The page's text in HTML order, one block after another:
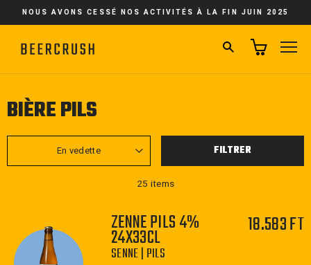
PasserNOUS AVONS CESSÉ NOS ACTIVITÉS À LA FIN JUIN 2025
RECHERCHER
BIÈRE PILS
FILTRER
25 items
ZENNE PILS 4%
24X33CL
SENNE | PILS
18.583 FT